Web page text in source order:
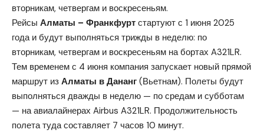
вторникам, четвергам и воскресеньям.
Рейсы Алматы – Франкфурт стартуют с 1 июня 2025
года и будут выполняться трижды в неделю: по
вторникам, четвергам и воскресеньям на бортах A321LR.
Тем временем с 4 июня компания запускает новый прямой
маршрут из Алматы в Дананг (Вьетнам). Полеты будут
выполняться дважды в неделю — по средам и субботам
— на авиалайнерах Airbus A321LR. Продолжительность
полета туда составляет 7 часов 10 минут.